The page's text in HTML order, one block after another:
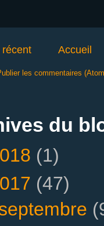
Accueil
les commentaires
du
(1)
(47)